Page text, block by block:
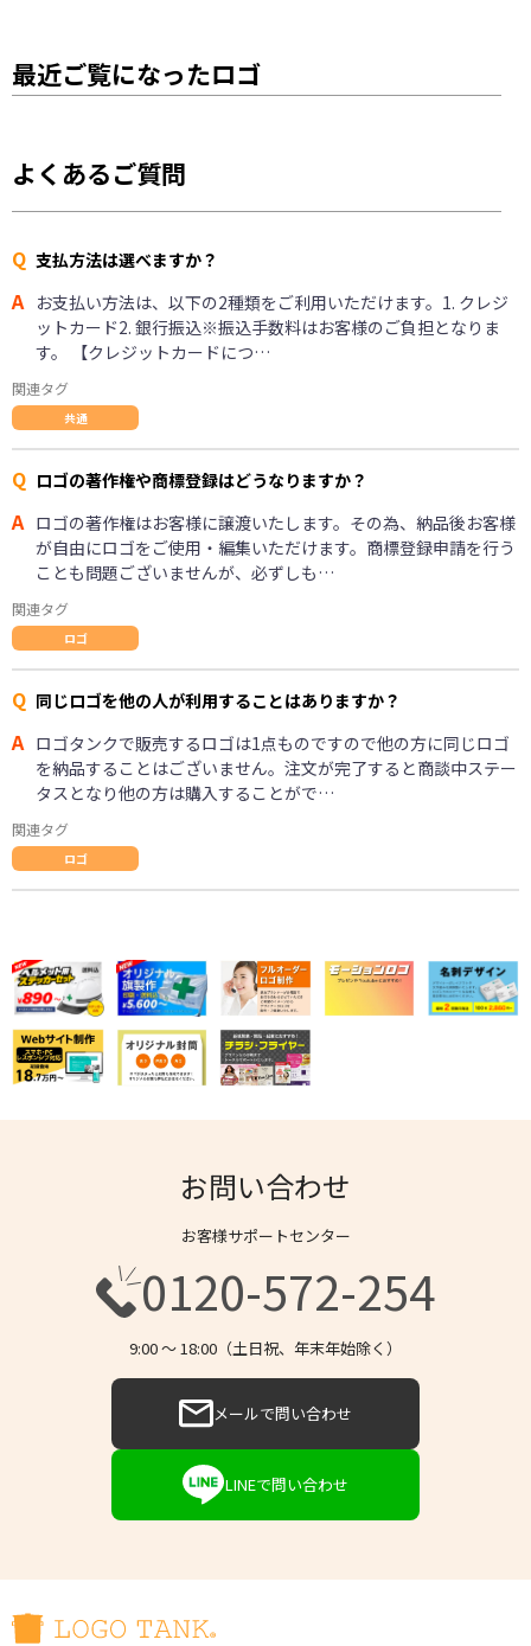
最近ご覧になったロゴ
よくあるご質問
Q 支払方法は選べますか？
A お支払い方法は、以下の2種類をご利用いただけます。1. クレジ
ットカード2. 銀行振込※振込手数料はお客様のご負担となりま
す。 【クレジットカードにつ…
関連タグ
共通
Q ロゴの著作権や商標登録はどうなりますか？
A ロゴの著作権はお客様に譲渡いたします。その為、納品後お客様
が自由にロゴをご使用・編集いただけます。商標登録申請を行う
ことも問題ございませんが、必ずしも…
関連タグ
ロゴ
Q 同じロゴを他の人が利用することはありますか？
A ロゴタンクで販売するロゴは1点ものですので他の方に同じロゴ
を納品することはございません。注文が完了すると商談中ステー
タスとなり他の方は購入することがで…
関連タグ
ロゴ
お問い合わせ
お客様サポートセンター
0120-572-254
9:00 〜 18:00（土日祝、年末年始除く）
メールで問い合わせ
LINEで問い合わせ